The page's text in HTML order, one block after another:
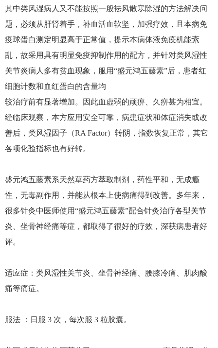
其中类风湿病人又不能按照一般袪风散寒除湿的方法解决问
题，必须从肝肾着手，补血活血软坚，加强疗效，且本病免
疫球蛋白测定明显高于正常值，提示本病体液免疫机能紊
乱，故采用具有明显免疫抑制作用的配方，并针对类风湿性
关节炎病人多有贫血现象，服用“盛元鸿五藤素”后，患者红
细胞计数和血红蛋白的含量均
较治疗前有显著增加。因此血虚弱的顽痹、久痹甚为相宜。
经临床观察，本方应用安全可靠，病患症状和体症消失或改
善后，类风湿因子（RA Factor）转阴，指数恢复正常，其它
各项化验指标也有好转。
盛元鸿五藤素系天然草药方萃取制剂，药性平和，无成瘾
性，无毒副作用，并能从根本上使病痛得到改善。多年来，
很多针灸中医师使用“盛元鸿五藤素”配合针灸治疗各型关节
炎、坐骨神经痛等症，都取得了很好的疗效，深获病患者好
评。
适应症：类风湿性关节炎、坐骨神经痛、腰膝冷痛、肌肉酸
痛等痛症。
服法 ：日服 3 次，每次服 3 粒胶囊。